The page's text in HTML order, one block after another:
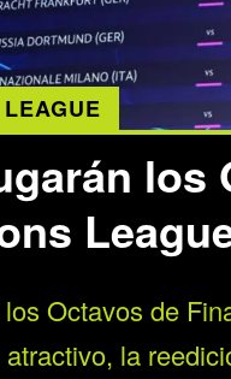
los
Octavos de
la